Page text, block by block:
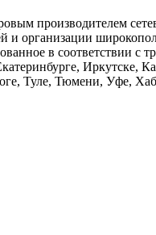
производителем
и организации
в
Иркутске,
Туле, Тюмени, Уфе,